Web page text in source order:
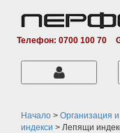
Телефон: 0700 100 70
Начало > Организация
индекси > Лепящи